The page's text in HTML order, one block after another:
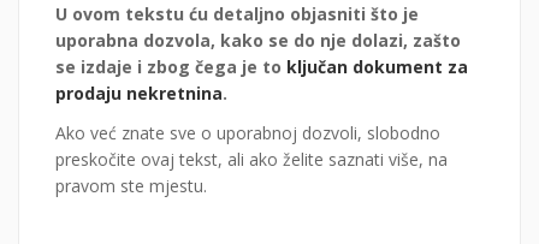
U ovom tekstu ću detaljno objasniti što je
uporabna dozvola, kako se do nje dolazi, zašto
se izdaje i zbog čega je to ključan dokument za
prodaju nekretnina.
Ako već znate sve o uporabnoj dozvoli, slobodno
preskočite ovaj tekst, ali ako želite saznati više, na
pravom ste mjestu.